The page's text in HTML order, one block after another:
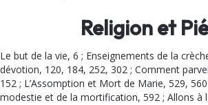
Religion et
Le but de la vie, 6 ; Enseigne­ments de la
dévotion, 120, 184, 252, 302 ; Comment
152 ; L’As­somption et Mort de Marie, 529,
modestie et de la mortification, 592 ; Allons à